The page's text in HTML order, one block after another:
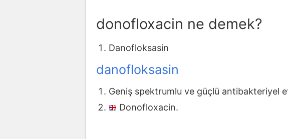
donofloxacin ne demek?
Danofloksasin
danofloksasin
Geniş spektrumlu ve güçlü antibakteriyel
Donofloxacin.